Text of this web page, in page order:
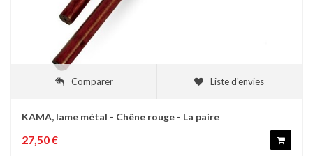
Comparer Liste d'envies
KAMA, lame métal - Chêne rouge - La paire
27,50 €